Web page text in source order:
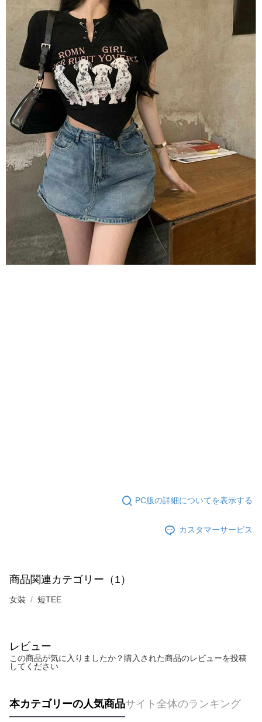
PC版の詳細についてを表示する
カスタマーサービス
商品関連カテゴリー（1）
女裝 短TEE
レビュー
この商品が気に入りましたか？購入された商品のレビューを投稿
してください
本カテゴリーの人気商品サイト全体のランキング